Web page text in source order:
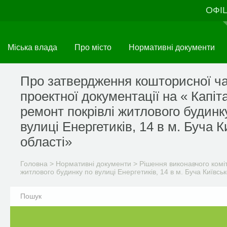
Міська влада Про місто Нормативні документи
Про затвердження кошторисної
проектної документації на «
ремонт покрівлі житлового
вулиці Енергетиків, 14 в м. Буча
області»
Головна > Нормативні документи > Рішення виконавчого
житлового будинку по вулиці Енергетиків, 14 в м. Буча